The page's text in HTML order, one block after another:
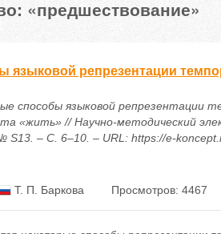
«предшествование»
языковой репрезентации
способы языковой репрезентации
«жить» // Научно-методический
– С. 6–10. – URL: https://e-
Т. П. Баркова Просмотров: 4467